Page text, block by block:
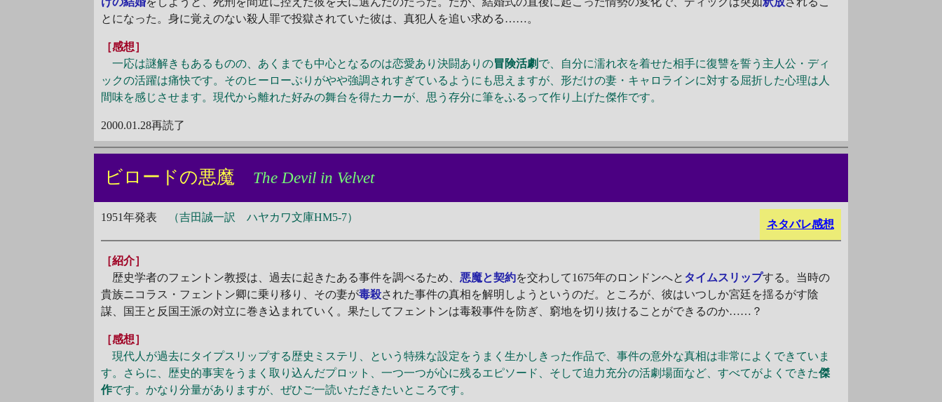
とになった。身に覚えのない殺人罪で投獄されていた彼は、真犯人を追い求める……。
［感想］
一応は謎解きもあるものの、あくまでも中心となるのは恋愛あり決闘ありの冒険活劇 で、自分に濡れ衣を着せた相手に復讐を誓う主人公・ディ
ックの活躍は痛快です。そのヒーローぶりがやや強調されすぎているようにも思えますが、形だけの妻・キャロラインに対する屈折した心理は人
間味を感じさせます。現代から離れた好みの舞台を得たカーが、思う存分に筆をふるって作り上げた傑作です。
2000.01.28再読了
ビロードの悪魔 The Devil in Velvet
ネタバレ感想
1951年発表 （吉田誠一訳 ハヤカワ文庫HM5-7）
［紹介］
歴史学者のフェントン教授は、過去に起きたある事件を調べるため、 悪魔と契約を交わして1675年のロンドンへと タイムスリップする。当時の
貴族ニコラス・フェントン卿に乗り移り、その妻が毒殺された事件の真相を解明しようというのだ。ところが、彼はいつしか宮廷を揺るがす陰
謀、国王と反国王派の対立に巻き込まれていく。果たしてフェントンは毒殺事件を防ぎ、窮地を切り抜けることができるのか……？
［感想］
現代人が過去にタイプスリップする歴史ミステリ、という特殊な設定をうまく生かしきった作品で、事件の意外な真相は非常によくできていま
す。さらに、歴史的事実をうまく取り込んだプロット、一つ一つが心に残るエピソード、そして迫力充分の活劇場面など、すべてがよくできた傑
作です。かなり分量がありますが、ぜひご一読いただきたいところです。